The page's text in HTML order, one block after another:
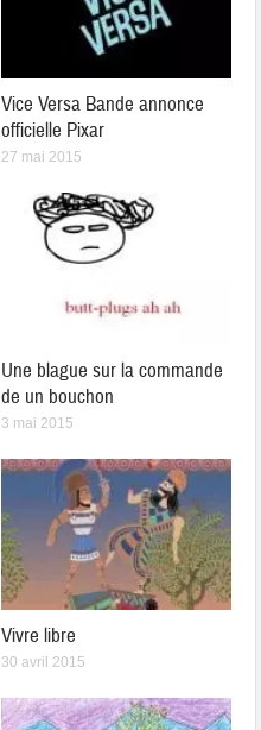
Vice Versa Bande annonce
officielle Pixar
27 mai 2015
Une blague sur la commande
de un bouchon
3 mai 2015
Vivre libre
30 avril 2015